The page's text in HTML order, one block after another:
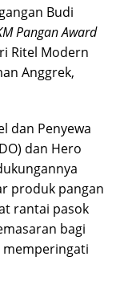
Budi
Pangan Award
Ritel Modern
Anggrek,
dan Penyewa
dan Hero
produk pangan
rantai pasok
bagi
memperingati